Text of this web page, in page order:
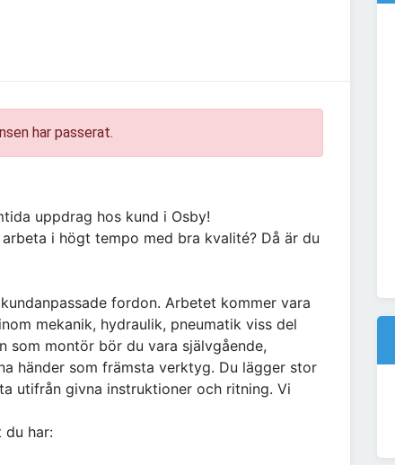
har passerat.
uppdrag hos kund i Osby!
i högt tempo med bra kvalité? Då är du
fordon. Arbetet kommer vara
mekanik, hydraulik, pneumatik viss del
som montör bör du vara självgående,
händer som främsta verktyg. Du lägger stor
utifrån givna instruktioner och ritning. Vi
du har: